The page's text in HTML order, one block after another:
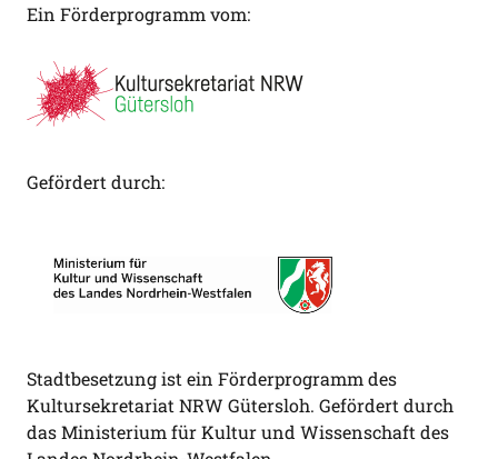
Ein Förderprogramm vom:
Gefördert durch:
Stadtbesetzung ist ein Förderprogramm des
Kultursekretariat NRW Gütersloh. Gefördert durch
das Ministerium für Kultur und Wissenschaft des